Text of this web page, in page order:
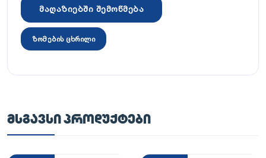
მაღაზიებში შემოწმება
ზომების ცხრილი
ᲛᲡᲒᲐᲕᲡᲘ ᲞᲠᲝᲓᲣᲥᲢᲔᲑᲘ